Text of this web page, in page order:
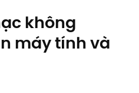
không
máy tính và